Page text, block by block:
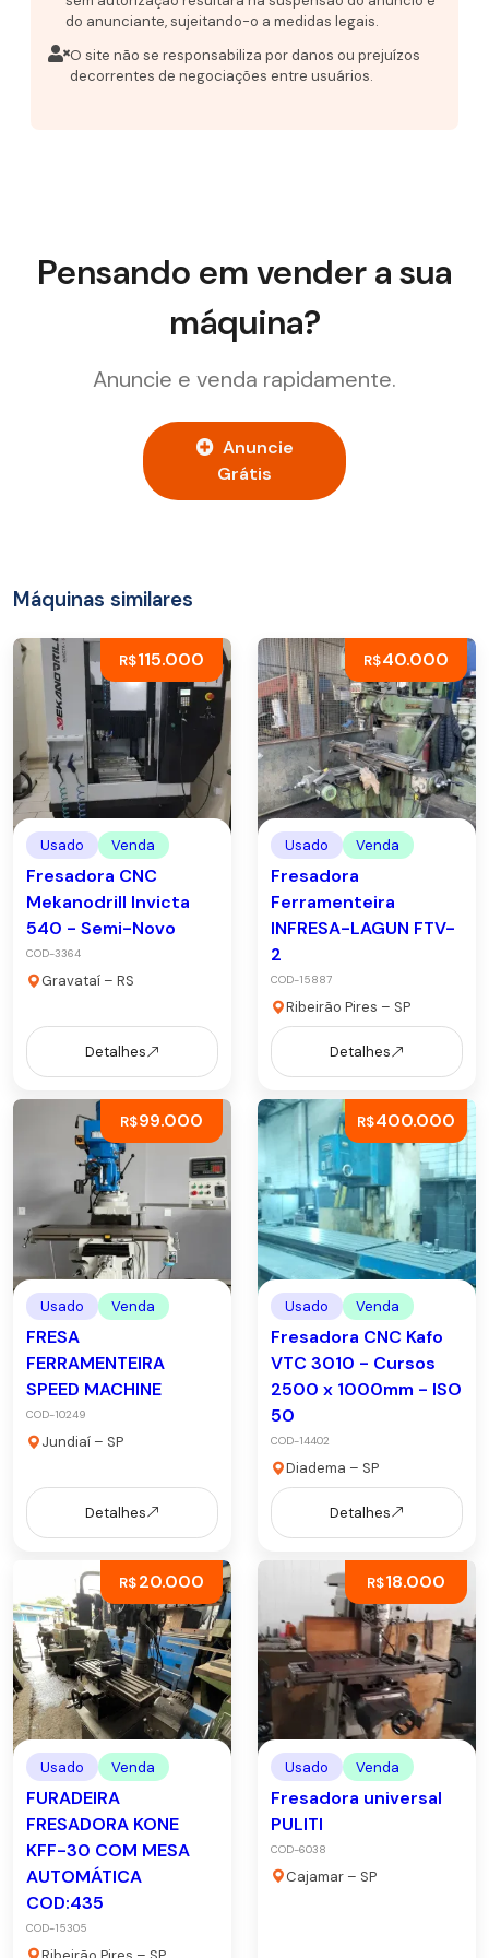
do anunciante, sujeitando-o a medidas legais.
O site não se responsabiliza por danos ou prejuízos
decorrentes de negociações entre usuários.
Pensando em vender a sua
máquina?
Anuncie e venda rapidamente.
Anuncie
Grátis
Máquinas similares
R$115.000
Usado Venda
Fresadora CNC
Mekanodrill Invicta
540 - Semi-Novo
COD-3364
Gravataí – RS
Detalhes
R$40.000
Usado Venda
Fresadora
Ferramenteira
INFRESA-LAGUN FTV-
2
COD-15887
Ribeirão Pires – SP
Detalhes
R$99.000
Usado Venda
FRESA
FERRAMENTEIRA
SPEED MACHINE
COD-10249
Jundiaí – SP
Detalhes
R$400.000
Usado Venda
Fresadora CNC Kafo
VTC 3010 - Cursos
2500 x 1000mm - ISO
50
COD-14402
Diadema – SP
Detalhes
R$20.000
Usado Venda
FURADEIRA
FRESADORA KONE
KFF-30 COM MESA
AUTOMÁTICA
COD:435
COD-15305
R$18.000
Usado Venda
Fresadora universal
PULITI
COD-6038
Cajamar – SP